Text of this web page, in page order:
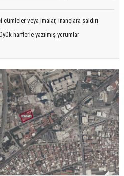
veya imalar, inançlara saldırı
harflerle yazılmış yorumlar